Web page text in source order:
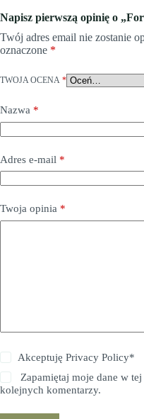
Napisz pierwszą opinię o
Twój adres email nie zostanie
oznaczone *
TWOJA OCENA *
Nazwa *
Adres e-mail *
Twoja opinia *
AkceptujęPrivacy Policy*
Zapamiętaj moje dane w
kolejnych komentarzy.